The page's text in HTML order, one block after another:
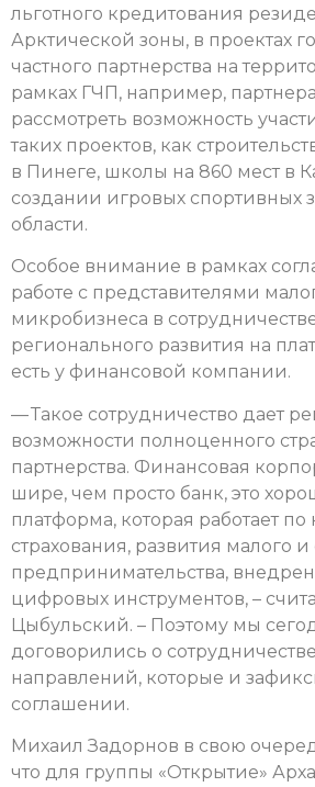
льготного кредитования
Арктической зоны, в проектах
частного партнерства на
рамках ГЧП, например,
рассмотреть возможность
таких проектов, как
в Пинеге, школы на 860 мест в
создании игровых спортивных
области.
Особое внимание в рамках
работе с представителями
микробизнеса в
регионального развития на
есть у финансовой компании.
— Такое сотрудничество дает
возможности полноценного
партнерства. Финансовая
шире, чем просто банк, это
платформа, которая работает
страхования, развития малого
предпринимательства,
цифровых инструментов, –
Цыбульский. – Поэтому мы
договорились о
направлений, которые и
соглашении.
Михаил Задорнов в свою
что для группы «Открытие»